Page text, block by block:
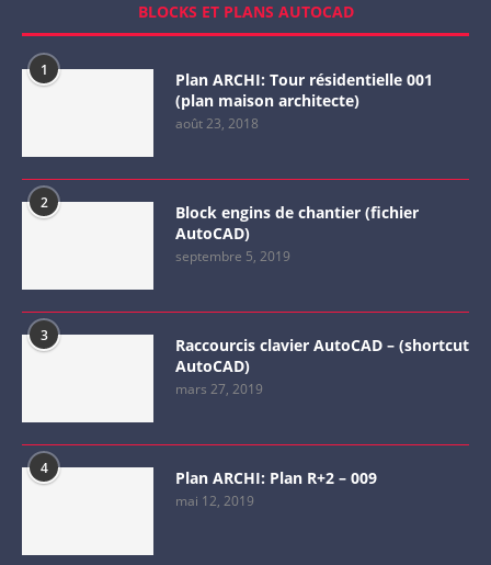
BLOCKS ET PLANS AUTOCAD
1
Plan ARCHI: Tour résidentielle 001
(plan maison architecte)
août 23, 2018
2
Block engins de chantier (fichier
AutoCAD)
septembre 5, 2019
3
Raccourcis clavier AutoCAD – (shortcut
AutoCAD)
mars 27, 2019
4 Plan ARCHI: Plan R+2 – 009
mai 12, 2019